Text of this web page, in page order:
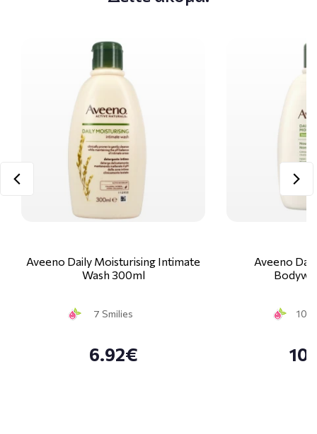
Aveeno Daily Moisturising Intimate
Wash 300ml
7 Smilies
6.92€
Aveeno
10